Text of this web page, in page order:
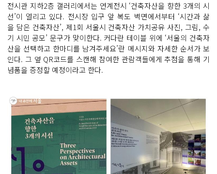
전시관 지하2층 갤러리에서는 연계전시 ‘건축자산을 향한 3개의 시
선’이 열리고 있다. 전시장 입구 앞 복도 벽면에서부터 ‘시간과 삶
을 담은 건축자산’, 제1회 서울시 건축자산 가치공유 사진, 그림, 수
기 시민 공모’ 문구가 맞이한다. 커다란 테이블 위에 ‘서울의 건축자
산을 선택하고 한마디를 남겨주세요’란 메시지와 자세한 순서가 보
인다. 그 옆 QR코드를 스캔해 참여한 관람객들에게 추첨을 통해 기
념품을 증정할 예정이라고 한다.